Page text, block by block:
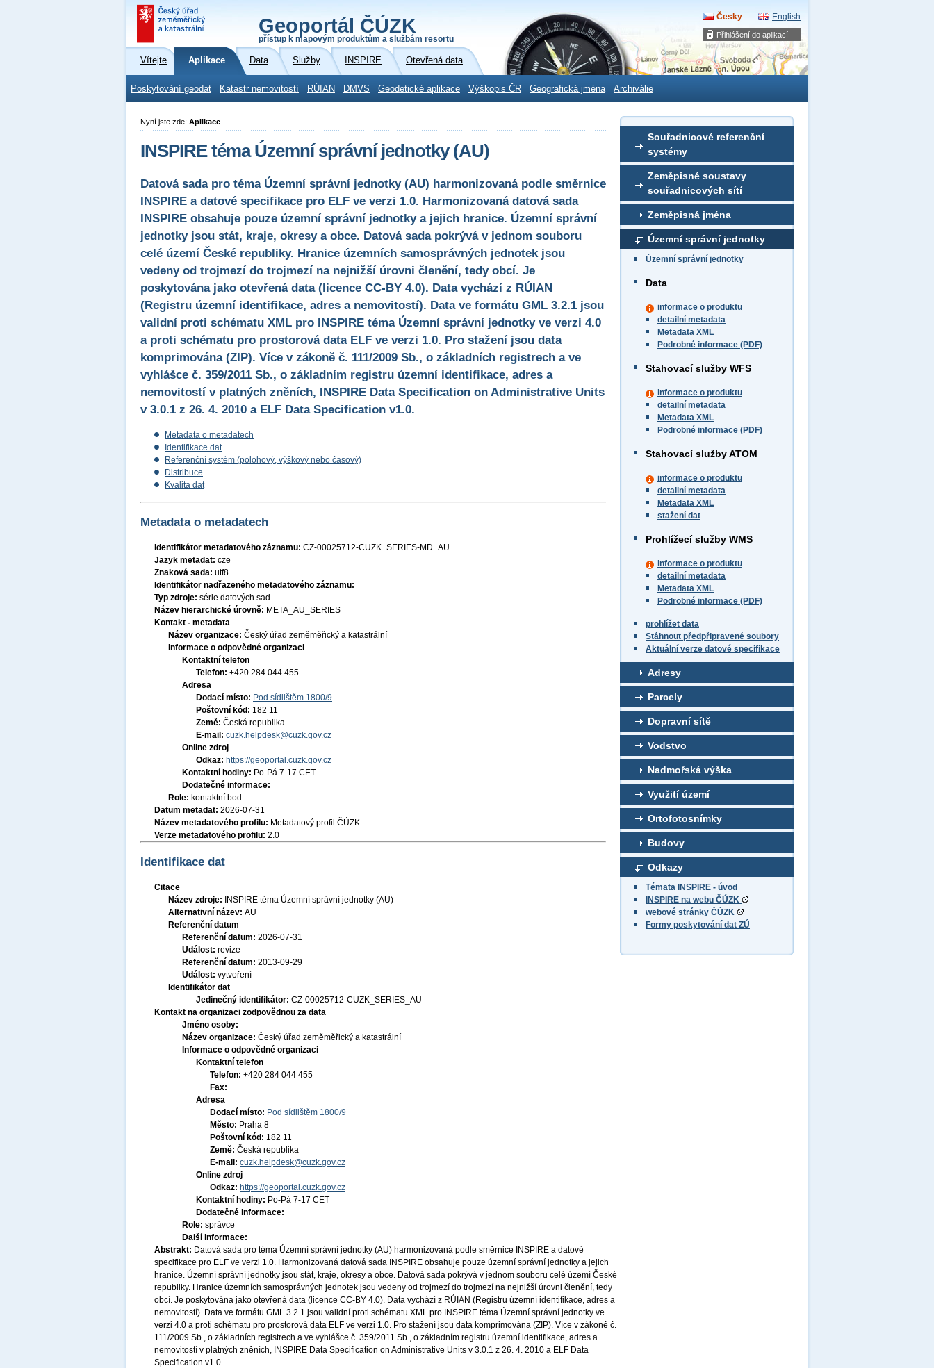
Přihlášení do aplikací
Geoportál ČÚZK
přístup k mapovým produktům a službám resortu
Česky English
Vítejte Aplikace Data Služby INSPIRE Otevřená data
Poskytování geodat Katastr nemovitostí RÚIAN DMVS Geodetické aplikace Výškopis ČR Geografická jména Archiválie
Souřadnicové referenční
systémy
Zeměpisné soustavy
souřadnicových sítí
Zeměpisná jména
Územní správní jednotky
Územní správní jednotky
Data
informace o produktu
detailní metadata
Metadata XML
Podrobné informace (PDF)
Stahovací služby WFS
informace o produktu
detailní metadata
Metadata XML
Podrobné informace (PDF)
Stahovací služby ATOM
informace o produktu
detailní metadata
Metadata XML
stažení dat
Prohlížecí služby WMS
informace o produktu
detailní metadata
Metadata XML
Podrobné informace (PDF)
prohlížet data
Stáhnout předpřipravené soubory
Aktuální verze datové specifikace
Adresy
Parcely
Dopravní sítě
Vodstvo
Nadmořská výška
Využití území
Ortofotosnímky
Budovy
Odkazy
Témata INSPIRE - úvod
INSPIRE na webu ČÚZK
webové stránky ČÚZK
Formy poskytování dat ZÚ
Nyní jste zde: Aplikace
INSPIRE téma Územní správní jednotky (AU)
Datová sada pro téma Územní správní jednotky (AU) harmonizovaná podle směrnice
INSPIRE a datové specifikace pro ELF ve verzi 1.0. Harmonizovaná datová sada
INSPIRE obsahuje pouze územní správní jednotky a jejich hranice. Územní správní
jednotky jsou stát, kraje, okresy a obce. Datová sada pokrývá v jednom souboru
celé území České republiky. Hranice územních samosprávných jednotek jsou
vedeny od trojmezí do trojmezí na nejnižší úrovni členění, tedy obcí. Je
poskytována jako otevřená data (licence CC-BY 4.0). Data vychází z RÚIAN
(Registru územní identifikace, adres a nemovitostí). Data ve formátu GML 3.2.1 jsou
validní proti schématu XML pro INSPIRE téma Územní správní jednotky ve verzi 4.0
a proti schématu pro prostorová data ELF ve verzi 1.0. Pro stažení jsou data
komprimována (ZIP). Více v zákoně č. 111/2009 Sb., o základních registrech a ve
vyhlášce č. 359/2011 Sb., o základním registru územní identifikace, adres a
nemovitostí v platných zněních, INSPIRE Data Specification on Administrative Units
v 3.0.1 z 26. 4. 2010 a ELF Data Specification v1.0.
Metadata o metadatech
Identifikace dat
Referenční systém (polohový, výškový nebo časový)
Distribuce
Kvalita dat
Metadata o metadatech
Identifikátor metadatového záznamu: CZ-00025712-CUZK_SERIES-MD_AU
Jazyk metadat: cze
Znaková sada: utf8
Identifikátor nadřazeného metadatového záznamu:
Typ zdroje: série datových sad
Název hierarchické úrovně: META_AU_SERIES
Kontakt - metadata
Název organizace: Český úřad zeměměřický a katastrální
Informace o odpovědné organizaci
Kontaktní telefon
Telefon: +420 284 044 455
Adresa
Dodací místo: Pod sídlištěm 1800/9
Poštovní kód: 182 11
Země: Česká republika
E-mail: cuzk.helpdesk@cuzk.gov.cz
Online zdroj
Odkaz: https://geoportal.cuzk.gov.cz
Kontaktní hodiny: Po-Pá 7-17 CET
Dodatečné informace:
Role: kontaktní bod
Datum metadat: 2026-07-31
Název metadatového profilu: Metadatový profil ČÚZK
Verze metadatového profilu: 2.0
Identifikace dat
Citace
Název zdroje:
INSPIRE téma Územní správní jednotky (AU)
Alternativní název: AU
Referenční datum
Referenční datum: 2026-07-31
Událost: revize
Referenční datum: 2013-09-29
Událost: vytvoření
Identifikátor dat
Jedinečný identifikátor: CZ-00025712-CUZK_SERIES_AU
Kontakt na organizaci zodpovědnou za data
Jméno osoby:
Název organizace: Český úřad zeměměřický a katastrální
Informace o odpovědné organizaci
Kontaktní telefon
Telefon: +420 284 044 455
Fax:
Adresa
Dodací místo: Pod sídlištěm 1800/9
Město: Praha 8
Poštovní kód: 182 11
Země: Česká republika
E-mail: cuzk.helpdesk@cuzk.gov.cz
Online zdroj
Odkaz: https://geoportal.cuzk.gov.cz
Kontaktní hodiny: Po-Pá 7-17 CET
Dodatečné informace:
Role: správce
Další informace:
Abstrakt: Datová sada pro téma Územní správní jednotky (AU) harmonizovaná podle směrnice INSPIRE a datové
specifikace pro ELF ve verzi 1.0. Harmonizovaná datová sada INSPIRE obsahuje pouze územní správní jednotky a jejich
hranice. Územní správní jednotky jsou stát, kraje, okresy a obce. Datová sada pokrývá v jednom souboru celé území České
republiky. Hranice územních samosprávných jednotek jsou vedeny od trojmezí do trojmezí na nejnižší úrovni členění, tedy
obcí. Je poskytována jako otevřená data (licence CC-BY 4.0). Data vychází z RÚIAN (Registru územní identifikace, adres a
nemovitostí). Data ve formátu GML 3.2.1 jsou validní proti schématu XML pro INSPIRE téma Územní správní jednotky ve
verzi 4.0 a proti schématu pro prostorová data ELF ve verzi 1.0. Pro stažení jsou data komprimována (ZIP). Více v zákoně č.
111/2009 Sb., o základních registrech a ve vyhlášce č. 359/2011 Sb., o základním registru územní identifikace, adres a
nemovitostí v platných zněních, INSPIRE Data Specification on Administrative Units v 3.0.1 z 26. 4. 2010 a ELF Data
Specification v1.0.